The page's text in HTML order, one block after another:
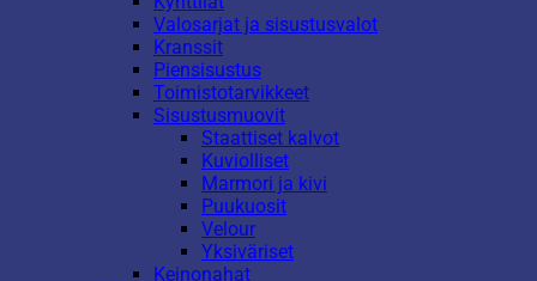
Valosarjat ja sisustusvalot
Kranssit
Piensisustus
Toimistotarvikkeet
Sisustusmuovit
Staattiset kalvot
Kuviolliset
Marmori ja kivi
Puukuosit
Velour
Yksiväriset
Keinonahat